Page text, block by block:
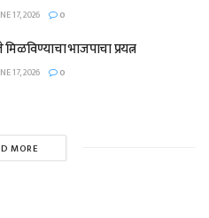
17, 2026 0
भाजपाचा प्रयत्न
17, 2026 0
MORE